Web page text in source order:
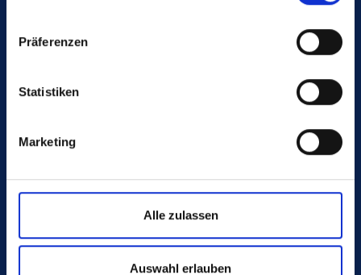
Präferenzen
Statistiken
Marketing
Alle zulassen
Auswahl erlauben
teku@poeppelmann.com
ZUKUNFT. MACHEN. WIR.